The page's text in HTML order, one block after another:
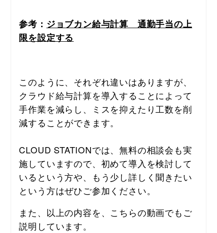
参考： ジョブカン給与計算　通勤手当の上
限を設定する
このように、それぞれ違いはありますが、
クラウド給与計算を導入することによって
手作業を減らし、ミスを抑えたり工数を削
減することができます。
CLOUD STATIONでは、無料の相談会も実
施していますので、初めて導入を検討して
いるという方や、もう少し詳しく聞きたい
という方はぜひご参加ください。
また、以上の内容を、こちらの動画でもご
説明しています。